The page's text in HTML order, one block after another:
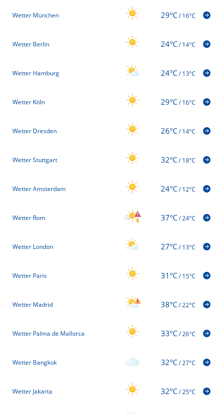
Wetter München 29°C/16°C
Wetter Berlin 24°C/14°C
Wetter Hamburg 24°C/13°C
Wetter Köln 29°C/16°C
Wetter Dresden 26°C/14°C
Wetter Stuttgart 32°C/18°C
Wetter Amsterdam 24°C/12°C
Wetter Rom 37°C/24°C
Wetter London 27°C/13°C
Wetter Paris 31°C/15°C
Wetter Madrid 38°C/22°C
Wetter Palma de Mallorca 33°C/26°C
Wetter Bangkok 32°C/27°C
Wetter Jakarta 32°C/25°C